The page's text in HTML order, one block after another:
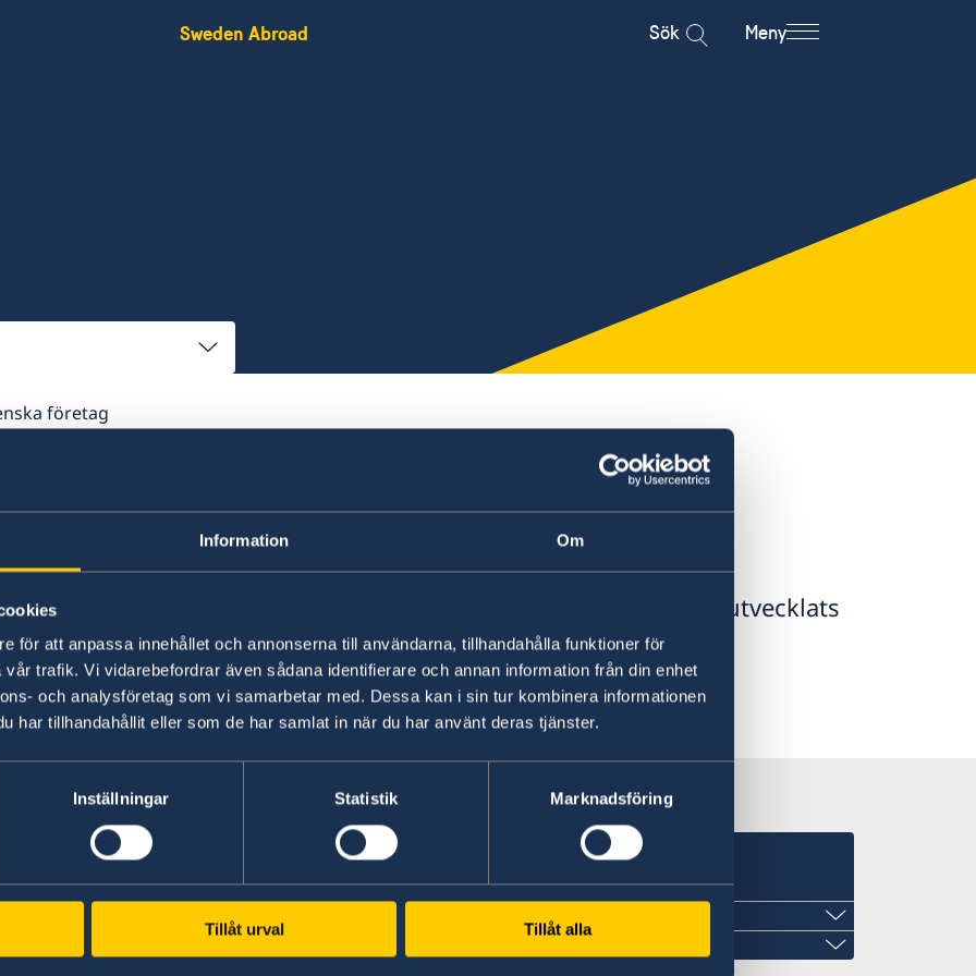
Information Om
för att anpassa innehållet och annonserna till användarna, tillhandahålla funktioner för
trafik. Vi vidarebefordrar även sådana identifierare och annan information från din enhet
och analysföretag som vi samarbetar med. Dessa kan i sin tur kombinera informationen
har tillhandahållit eller som de har samlat in när du har använt deras tjänster.
Inställningar Statistik Marknadsföring
Tillåt urval Tillåt alla
Sweden Abroad Sök Meny
företag
Service för svenska företag
Sverige och Malaysia har en mångårig handelsrelation som utvecklats
positivt i takt med båda ekonomiers tillväxt.
Svenska konsulat